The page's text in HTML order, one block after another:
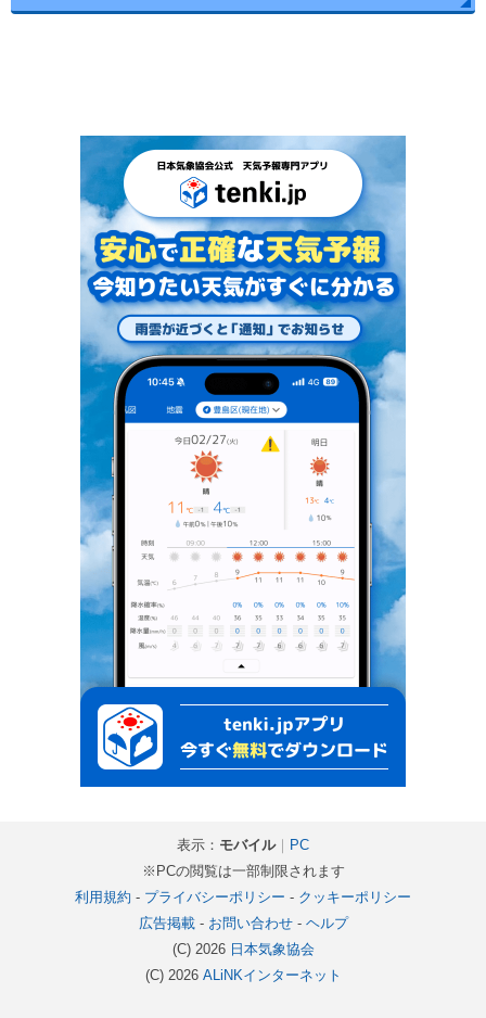
表示： モバイル｜ PC
※PCの閲覧は一部制限されます
利用規約 - プライバシーポリシー - クッキーポリシー
広告掲載- お問い合わせ- ヘルプ
(C) 2026 日本気象協会
(C) 2026 ALiNKインターネット